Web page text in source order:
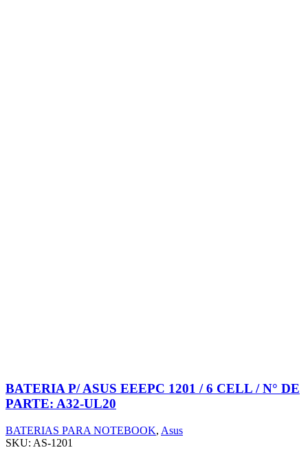
BATERIA P/ ASUS EEEPC 1201 / 6 CELL / N° DE
PARTE: A32-UL20
BATERIAS PARA NOTEBOOK, Asus
SKU: AS-1201